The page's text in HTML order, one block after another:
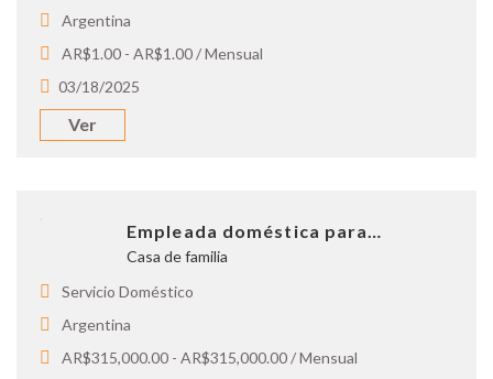
Argentina
AR$1.00 - AR$1.00 / Mensual
03/18/2025
Ver
Empleada doméstica para…
Casa de familia
Servicio Doméstico
Argentina
AR$315,000.00 - AR$315,000.00 / Mensual